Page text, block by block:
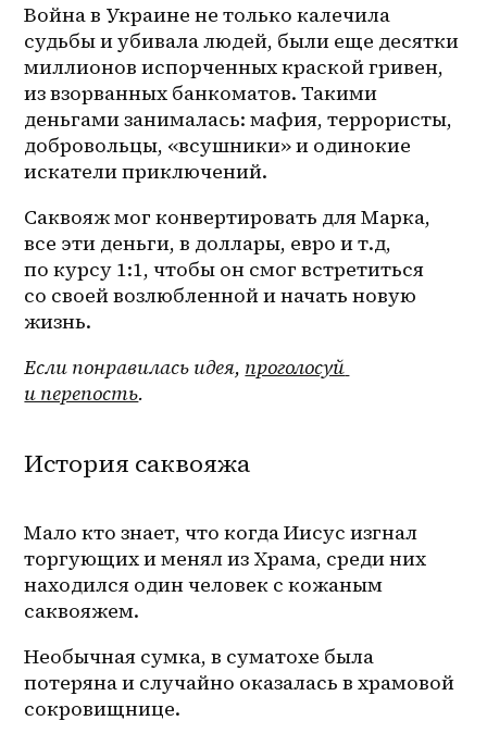
Война в Украине не только калечила
судьбы и убивала людей, были еще десятки
миллионов испорченных краской гривен,
из взорванных банкоматов. Такими
деньгами занималась: мафия, террористы,
добровольцы, «всушники» и одинокие
искатели приключений.
Саквояж мог конвертировать для Марка,
все эти деньги, в доллары, евро и т.д,
по курсу 1:1, чтобы он смог встретиться
со своей возлюбленной и начать новую
жизнь.
Если понравилась идея, проголосуй
и перепость.
История саквояжа
Мало кто знает, что когда Иисус изгнал
торгующих и менял из Храма, среди них
находился один человек с кожаным
саквояжем.
Необычная сумка, в суматохе была
потеряна и случайно оказалась в храмовой
сокровищнице.